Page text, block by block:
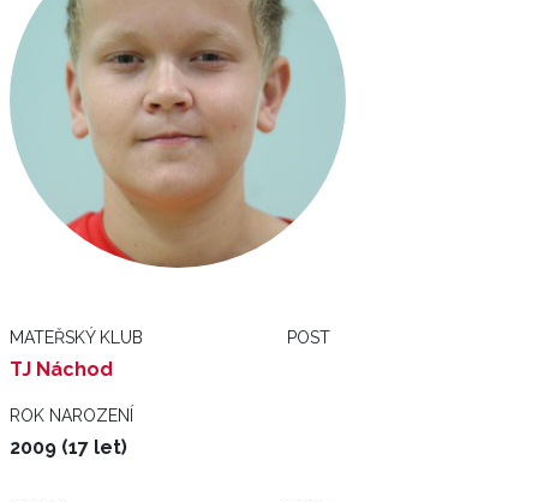
MATEŘSKÝ KLUB
TJ Náchod
POST
ROK NAROZENÍ
2009 (17 let)